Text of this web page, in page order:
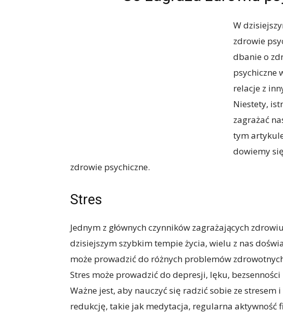
W
zdrowie
dbanie o
psychiczne
relacje z
Niestety,
zagrażać
tym
dowiemy
zdrowie psychiczne.
Stres
Jednym z głównych czynników zagrażających
dzisiejszym szybkim tempie życia, wielu z nas
może prowadzić do różnych problemów
Stres może prowadzić do depresji, lęku,
Ważne jest, aby nauczyć się radzić sobie ze stresem
redukcję, takie jak medytacja, regularna aktywność